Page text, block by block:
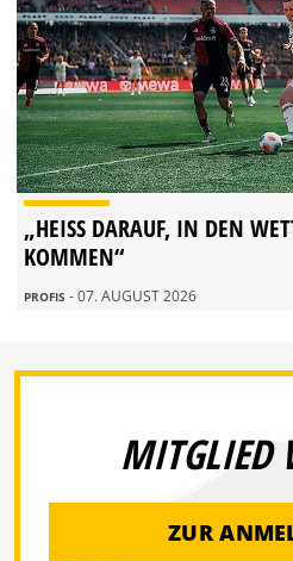
„HEISS DARAUF, IN DEN
OMMEN“
PROFIS - 07. AUGUST 2026
MITGLIED
ZUR